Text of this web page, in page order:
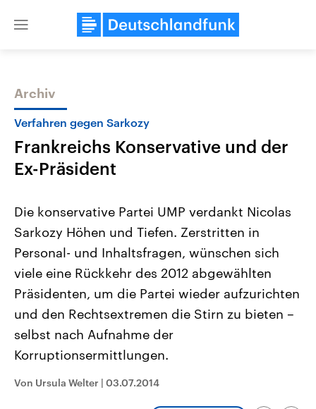
Close
Themen
Landtagswahl Sachsen-Anhalt
2026
Alle Informationen
Sachsen-Anhalt wählt am 6.
September 2026 einen neuen
Landtag. Seit 2021 wird das
Bundesland von einer Koalition aus
Umfragen, Prognosen,
Wahlprogramme, aktuelle Berichte
und Hintergründe zu den Parteien
Wahl.
USA
Aktuelle Beiträge,
Hintergründe
Wirtschaftlich und
gehören die Vereinigten
den mächtigsten Ländern
mit großem Einfluss auf
Sendungen Programm
Archiv
Verfahren gegen Sarkozy
Frankreichs Konservative und der
Ex-Präsident
Die konservative Partei UMP verdankt Nicolas
Sarkozy Höhen und Tiefen. Zerstritten in
Personal- und Inhaltsfragen, wünschen sich
viele eine Rückkehr des 2012 abgewählten
Präsidenten, um die Partei wieder aufzurichten
und den Rechtsextremen die Stirn zu bieten –
selbst nach Aufnahme der
Korruptionsermittlungen.
Von Ursula Welter | 03.07.2014